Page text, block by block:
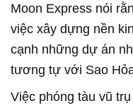
Moon Express nói
việc xây dựng nền
cạnh những dự án
tương tự với Sao
Việc phóng tàu vũ